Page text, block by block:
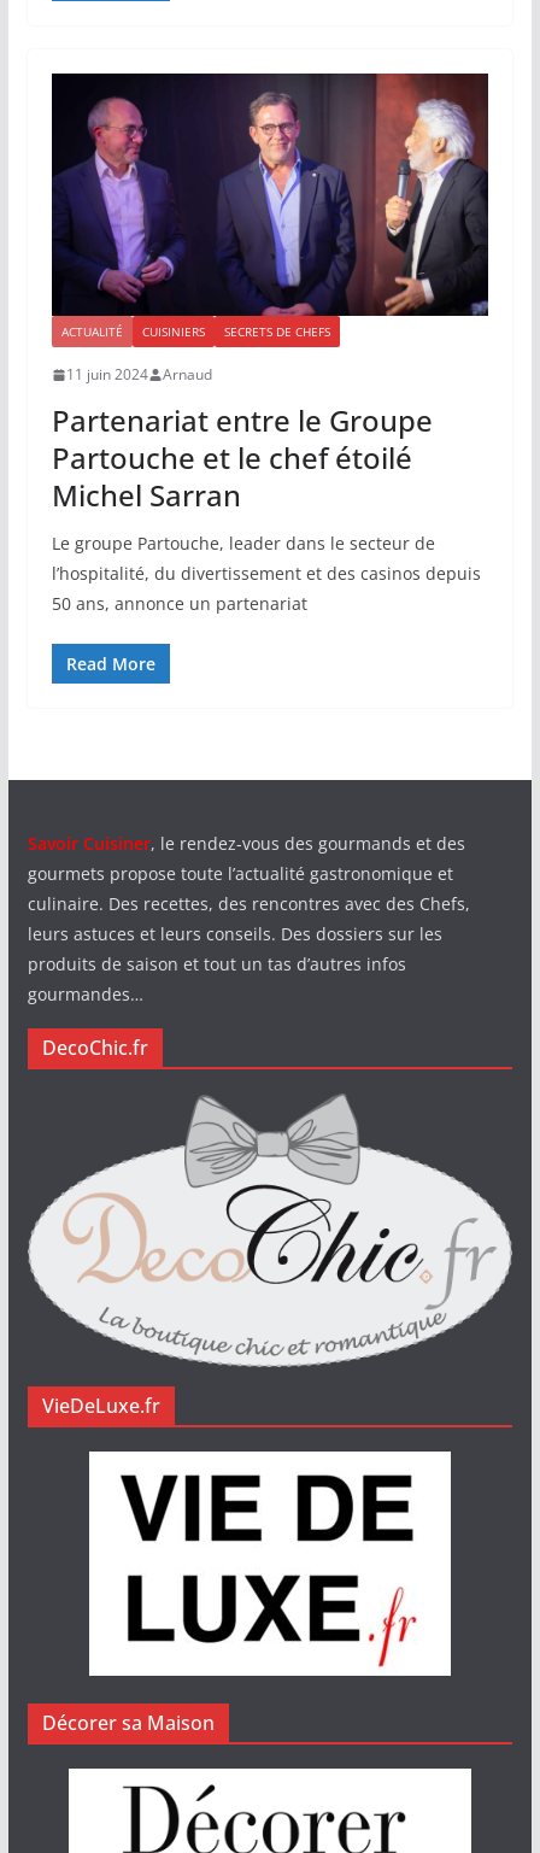
ACTUALITÉ CUISINIERS SECRETS DE CHEFS
11 juin 2024 Arnaud
Partenariat entre le Groupe
Partouche et le chef étoilé
Michel Sarran
Le groupe Partouche, leader dans le secteur de
l’hospitalité, du divertissement et des casinos depuis
50 ans, annonce un partenariat
Read More
Savoir Cuisiner, le rendez-vous des gourmands et des
gourmets propose toute l’actualité gastronomique et
culinaire. Des recettes, des rencontres avec des Chefs,
leurs astuces et leurs conseils. Des dossiers sur les
produits de saison et tout un tas d’autres infos
gourmandes…
DecoChic.fr
VieDeLuxe.fr
Décorer sa Maison